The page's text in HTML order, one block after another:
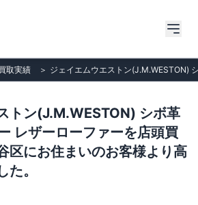
取実績 ＞ ジェイエムウエストン(J.M.WESTON)
トン(J.M.WESTON) シボ革
レザーローファーを店頭買
区にお住まいのお客様より高
。